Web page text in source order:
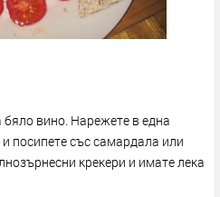
бяло вино. Нарежете в една
посипете със самардала или
крекери и имате лека